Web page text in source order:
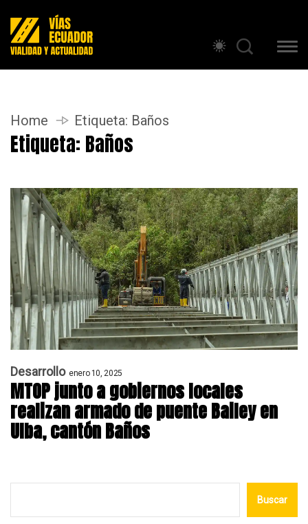
Home Etiqueta: Baños
Etiqueta: Baños
Desarrollo enero 10, 2025
MTOP junto a gobiernos locales
realizan armado de puente Bailey en
Ulba, cantón Baños
Buscar